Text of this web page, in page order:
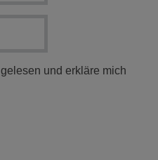
gelesen und erkläre mich